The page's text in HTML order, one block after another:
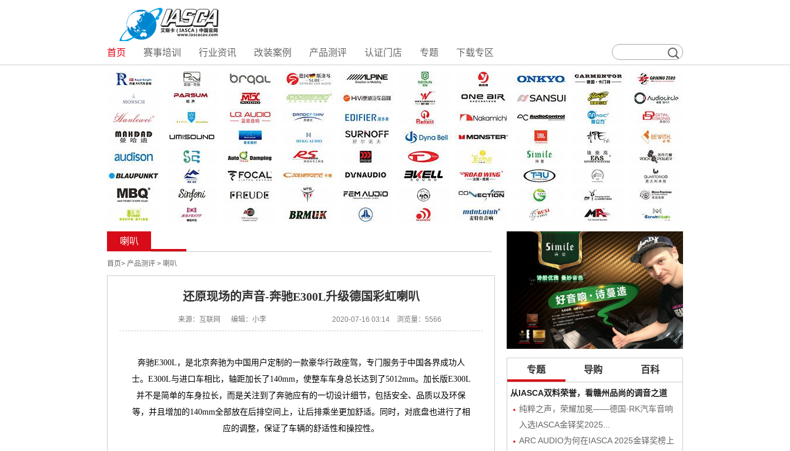
首页 赛事培训 行业资讯 改装案例 产品测评 认证门店 专题 下载专区
喇叭
首页> 产品测评 > 喇叭
还原现场的声音-奔驰E300L升级德国彩虹喇叭
来源：互联网 编辑：小李 2020-07-16 03:14 浏览量：5566
奔驰E300L，是北京奔驰为中国用户定制的一款豪华行政座驾，专门服务于中国各界成功人
士。E300L与进口车相比，轴距加长了140mm，使整车车身总长达到了5012mm。加长版E300L
并不是简单的车身拉长，而是关注到了奔驰应有的一切设计细节，包括安全、品质以及环保
等，并且增加的140mm全部放在后排空间上，让后排乘坐更加舒适。同时，对底盘也进行了相
应的调整，保证了车辆的舒适性和操控性。
专题 导购 百科
从IASCA双料荣誉，看赣州品尚的调音之道
纯粹之声，荣耀加冕——德国·RK汽车音响
入选IASCA金铎奖2025...
ARC AUDIO为何在IASCA 2025金铎奖榜上